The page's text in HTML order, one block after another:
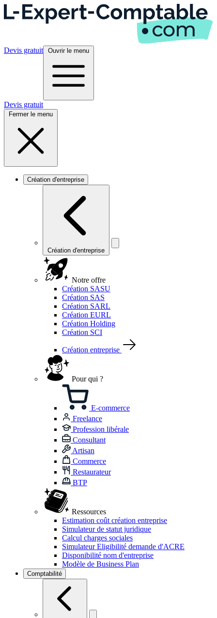
Devis gratuit Ouvrir le menu
Devis gratuit
Fermer le menu
Création d'entreprise
Création d'entreprise
Notre offre
Création SASU
Création SAS
Création SARL
Création EURL
Création Holding
Création SCI
Création entreprise
Pour qui ?
E-commerce
Freelance
Profession libérale
Consultant
Artisan
Commerce
Restaurateur
BTP
Ressources
Estimation coût création entreprise
Simulateur de statut juridique
Calcul charges sociales
Simulateur Eligibilité demande d'ACRE
Disponibilité nom d'entreprise
Modèle de Business Plan
Comptabilité